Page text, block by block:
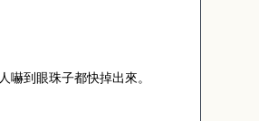
到眼珠子都快掉出來。